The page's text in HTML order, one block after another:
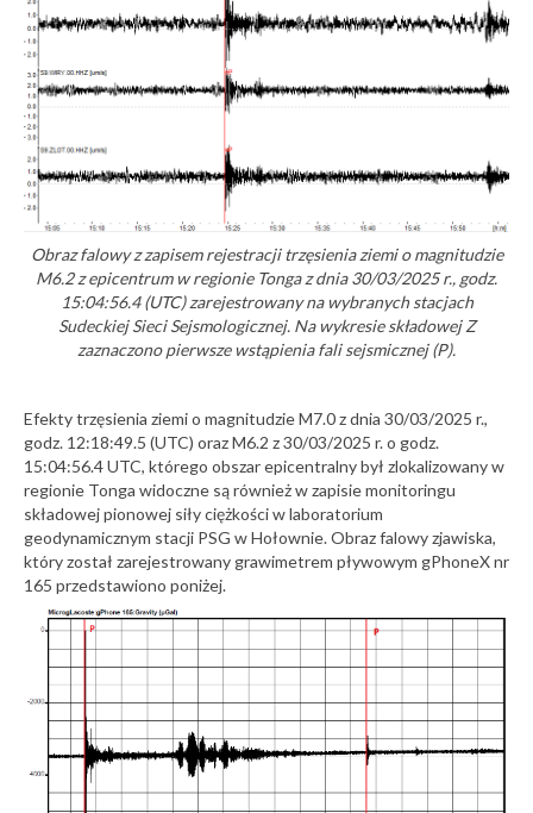
Obraz falowy z zapisem rejestracji trzęsienia ziemi o magnitudzie
M6.2 z epicentrum w regionie Tonga z dnia 30/03/2025 r., godz.
15:04:56.4(UTC) zarejestrowany na wybranych stacjach
Sudeckiej Sieci Sejsmologicznej. Na wykresie składowej Z
zaznaczono pierwsze wstąpienia fali sejsmicznej (P).
Efekty trzęsienia ziemi o magnitudzie M7.0 z dnia 30/03/2025 r.,
godz. 12:18:49.5 (UTC) oraz M6.2 z 30/03/2025 r. o godz.
15:04:56.4 UTC, którego obszar epicentralny był zlokalizowany w
regionie Tonga widoczne są również w zapisie monitoringu
składowej pionowej siły ciężkości w laboratorium
geodynamicznym stacji PSG w Hołownie. Obraz falowy zjawiska,
który został zarejestrowany grawimetrem pływowym gPhoneX nr
165 przedstawiono poniżej.